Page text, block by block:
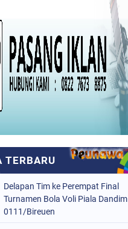
Delapan Tim ke Perempat Final
Turnamen Bola Voli Piala Dandim
0111/Bireuen